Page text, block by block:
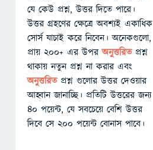
যে কেউ প্রশ্ন, উত্তর দিতে পারে।
উত্তর গ্রহণের ক্ষেত্রে অবশ্যই একাধিক
সোর্স যাচাই করে নিবেন। অনেকগুলো,
প্রায় ২০০+ এর উপরঅনুত্তরিতপ্রশ্ন
থাকায় নতুন প্রশ্ন না করার এবং
অনুত্তরিত প্রশ্ন গুলোর উত্তর দেওয়ার
আহ্বান জানাচ্ছি। প্রতিটি উত্তরের জন্য
৪০ পয়েন্ট, যে সবচেয়ে বেশি উত্তর
দিবে সে ২০০ পয়েন্ট বোনাস পাবে।